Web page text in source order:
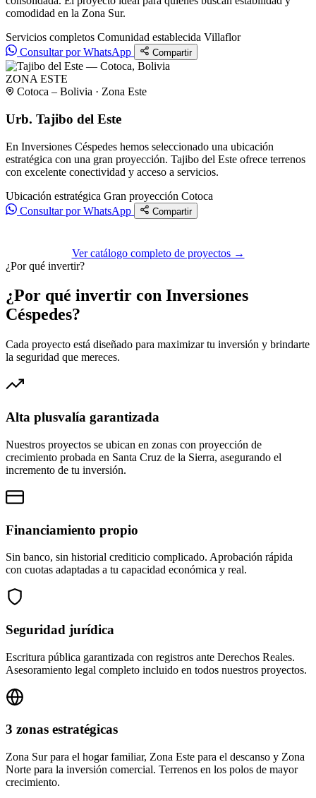
comodidad en la Zona Sur.
Servicios completos Comunidad establecida Villaflor
Consultar por WhatsApp
Compartir
ZONA ESTE
Cotoca – Bolivia · Zona Este
Urb. Tajibo del Este
En Inversiones Céspedes hemos seleccionado una ubicación
estratégica con una gran proyección. Tajibo del Este ofrece terrenos
con excelente conectividad y acceso a servicios.
Ubicación estratégica Gran proyección Cotoca
Consultar por WhatsApp
Compartir
Ver catálogo completo de proyectos →
¿Por qué invertir?
¿Por qué invertir con Inversiones
Céspedes?
Cada proyecto está diseñado para maximizar tu inversión y brindarte
la seguridad que mereces.
Alta plusvalía garantizada
Nuestros proyectos se ubican en zonas con proyección de
crecimiento probada en Santa Cruz de la Sierra, asegurando el
incremento de tu inversión.
Financiamiento propio
Sin banco, sin historial crediticio complicado. Aprobación rápida
con cuotas adaptadas a tu capacidad económica y real.
Seguridad jurídica
Escritura pública garantizada con registros ante Derechos Reales.
Asesoramiento legal completo incluido en todos nuestros proyectos.
3 zonas estratégicas
Zona Sur para el hogar familiar, Zona Este para el descanso y Zona
Norte para la inversión comercial. Terrenos en los polos de mayor
crecimiento.